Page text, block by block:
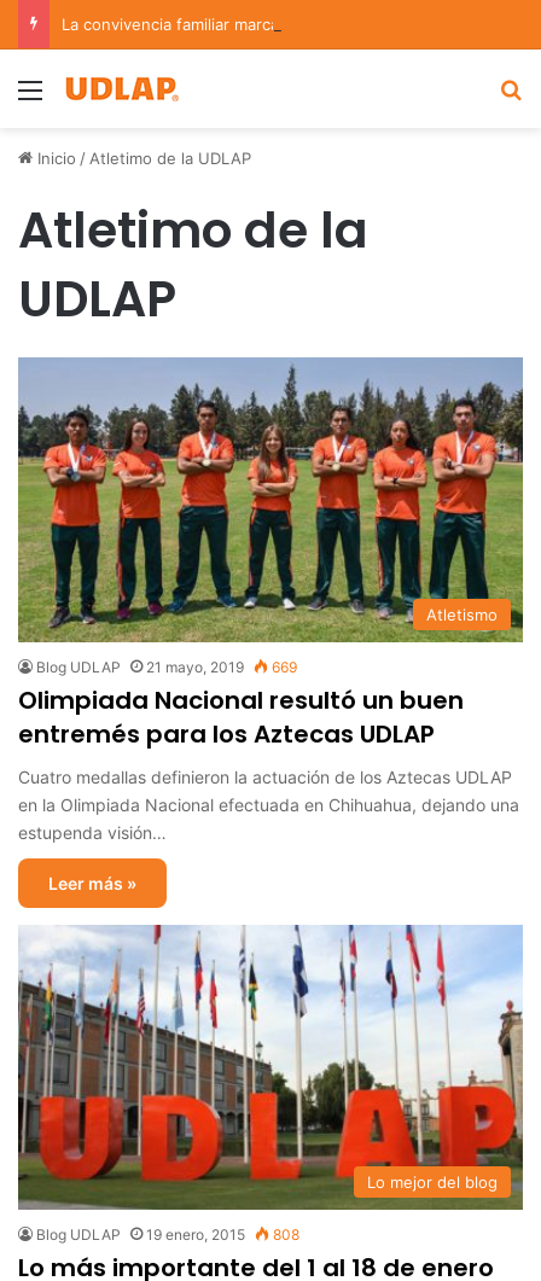
Menu
Inicio / Atletimo de la UDLAP
Atletimo de la
UDLAP
Atletismo
Blog UDLAP 21 mayo, 2019 669
Olimpiada Nacional resultó un buen
entremés para los Aztecas UDLAP
Cuatro medallas definieron la actuación de los Aztecas UDLAP
en la Olimpiada Nacional efectuada en Chihuahua, dejando una
estupenda visión…
Leer más »
Lo mejor del blog
Blog UDLAP 19 enero, 2015 808
Lo más importante del 1 al 18 de enero